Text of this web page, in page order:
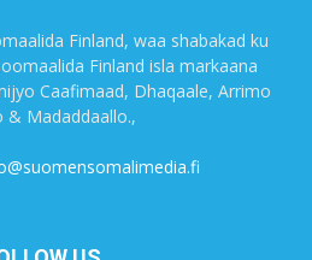
Finland, waa shabakad ku
Finland isla markaana
Caafimaad, Dhaqaale, Arrimo
& Madaddaallo.,